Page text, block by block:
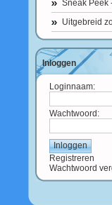
Sneak Peek
Uitgebreid
Inloggen
Loginnaam:
Wachtwoord:
Registreren
Wachtwoord